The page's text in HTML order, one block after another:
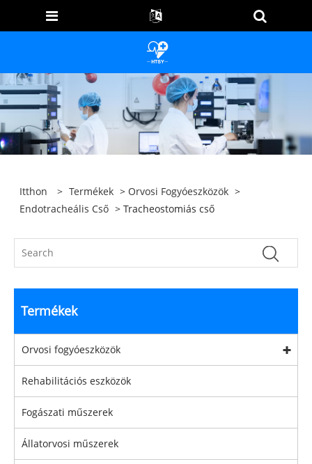
Itthon > Termékek > Orvosi Fogyóeszközök >
Endotracheális Cső > Tracheostomiás cső
Termékek
Orvosi fogyóeszközök
Rehabilitációs eszközök
Fogászati ​​műszerek
Állatorvosi műszerek